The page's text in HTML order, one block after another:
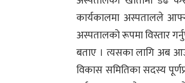
कार्यकालमा अस्पतालले
अस्पतालको रूपमा विस्तार
बताए । त्यसका लागि अब
विकास समितिका सदस्य